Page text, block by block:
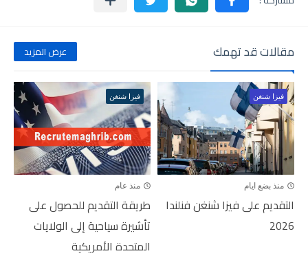
مقالات قد تهمك عرض المزيد
فيزا شنغن
منذ بضع ايام
التقديم على فيزا شنغن فنلندا
2026
فيزا شنغن
منذ عام
طريقة التقديم للحصول على
تأشيرة سياحية إلى الولايات
المتحدة الأمريكية